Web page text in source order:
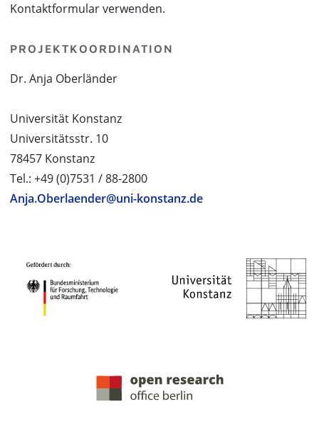
Kontaktformular verwenden.
PROJEKTKOORDINATION
Dr. Anja Oberländer
Universität Konstanz
Universitätsstr. 10
78457 Konstanz
Tel.: +49 (0)7531 / 88-2800
Anja.Oberlaender@uni-konstanz.de